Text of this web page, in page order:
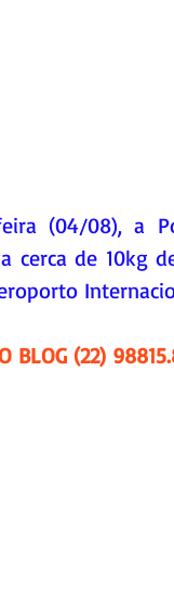
(04/08), a
cerca de 10kg
BLOG (22)